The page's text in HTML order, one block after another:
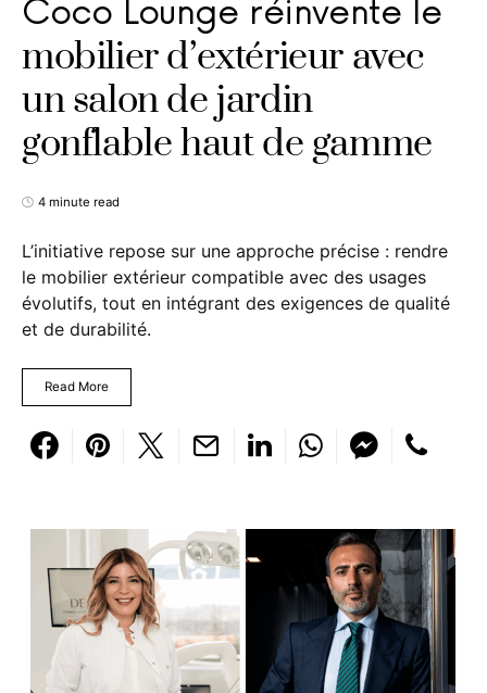
Coco Lounge réinvente le
mobilier d’extérieur avec
un salon de jardin
gonflable haut de gamme
4 minute read
L’initiative repose sur une approche précise : rendre
le mobilier extérieur compatible avec des usages
évolutifs, tout en intégrant des exigences de qualité
et de durabilité.
Read More